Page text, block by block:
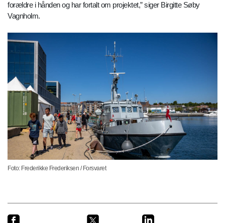
forældre i hånden og har fortalt om projektet,” siger Birgitte Søby
Vagnholm.
Foto: Frederikke Frederiksen / Forsvaret